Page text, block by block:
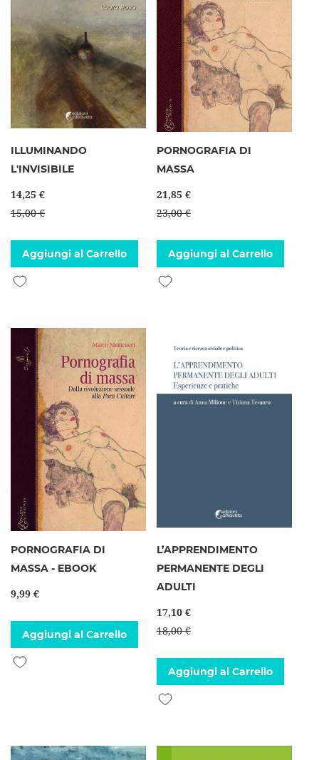
ILLUMINANDO
L'INVISIBILE
14,25 €
15,00 €
Aggiungi al Carrello
Aggiungi alla lista desideri
PORNOGRAFIA DI
MASSA
21,85 €
23,00 €
Aggiungi al Carrello
Aggiungi alla lista desideri
PORNOGRAFIA DI
MASSA - EBOOK
9,99 €
Aggiungi al Carrello
Aggiungi alla lista desideri
L’APPRENDIMENTO
PERMANENTE DEGLI
ADULTI
17,10 €
18,00 €
Aggiungi al Carrello
Aggiungi alla lista desideri